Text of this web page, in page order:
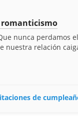
romanticismo
nunca perdamos el
nuestra relación
de